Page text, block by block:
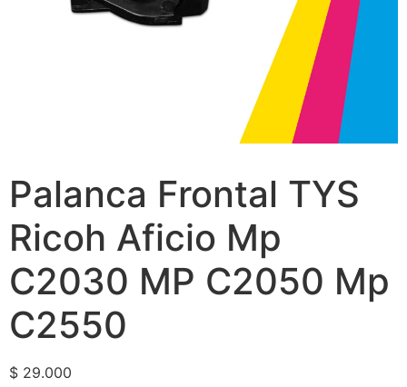
Palanca Frontal TYS
Ricoh Aficio Mp
C2030 MP C2050 Mp
C2550
$ 29.000